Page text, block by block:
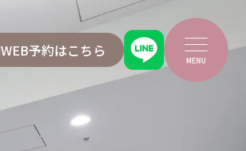
WEB予約はこちら
MENU